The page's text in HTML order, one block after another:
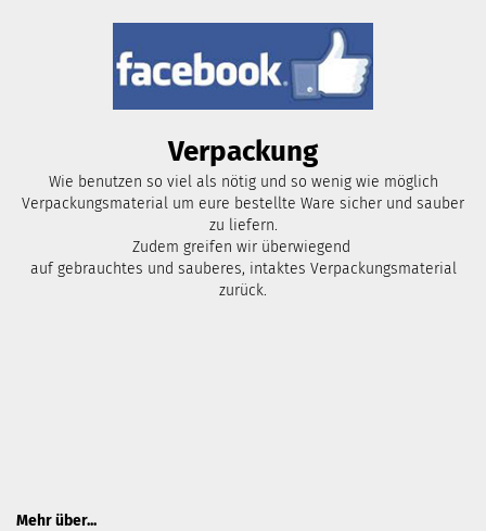
Verpackung
Wie benutzen so viel als nötig und so wenig wie möglich
Verpackungsmaterial um eure bestellte Ware sicher und sauber
zu liefern.
Zudem greifen wir überwiegend
auf gebrauchtes und sauberes, intaktes Verpackungsmaterial
zurück.
Mehr über...